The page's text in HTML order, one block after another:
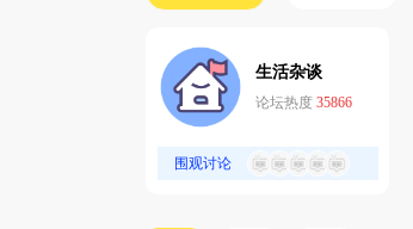
生活杂谈
论坛热度 35866
围观讨论